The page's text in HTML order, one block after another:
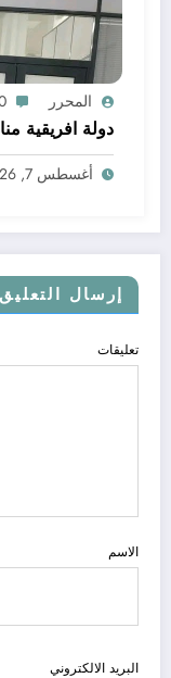
المحرر
دولة افريقية
أغسطس 7, 2026
إرسال التعليق
تعليقات
الاسم
البريد الالكتروني